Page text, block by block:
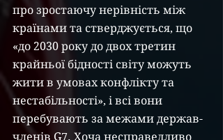
про зростаючу нерівність між
країнами та стверджується, що
«до 2030 року до двох третин
крайньої бідності світу можуть
жити в умовах конфлікту та
нестабільності», і всі вони
перебувають за межами держав-
членів G7. Хоча несправедливо